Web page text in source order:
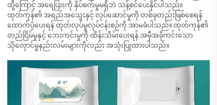
ထို့ကြောင့် အရေပြားကို နှိပ်စက်မှုမရှိဘဲ သန့်စင်ပေးနိုင်ပါသည်။
ထုတ်ကုန်၏ အရည်အသွေးနှင့် လုပ်ဆောင်မှုကို တစ်ခုတည်းဖြစ်စေရန်
ထောက်ပံ့ပေးရန် ထုတ်လုပ်မှုလုပ်ငန်းစဉ်ကို အာမခံပါသည်။ ထုတ်ကုန်၏
တည်ငြိမ်မှုနှင့် ဘေးကင်းမှုကို ထိန်းသိမ်းပေးရန် အမှီအခိုကင်းသော
သိုလှောင်မှုနည်းလမ်းများကိုလည်း အသုံးပြုထားပါသည်။